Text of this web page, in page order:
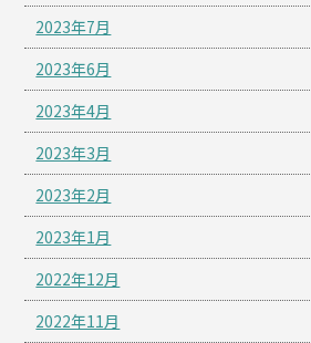
2023年7月
2023年6月
2023年4月
2023年3月
2023年2月
2023年1月
2022年12月
2022年11月